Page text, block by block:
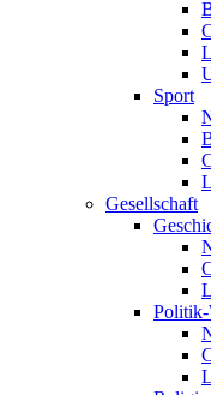
Sport
Gesellschaft
Politik-